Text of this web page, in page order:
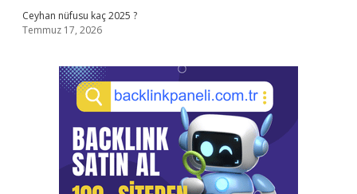
Ceyhan nüfusu kaç 2025 ?
Temmuz 17, 2026